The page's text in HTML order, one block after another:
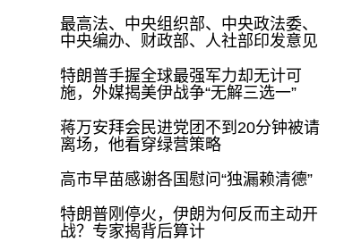
最高法、中央组织部、中央政法委、
中央编办、财政部、人社部印发意见
特朗普手握全球最强军力却无计可
施，外媒揭美伊战争“无解三选一”
蒋万安拜会民进党团不到20分钟被请
离场，他看穿绿营策略
高市早苗感谢各国慰问“独漏赖清德”
特朗普刚停火，伊朗为何反而主动开
战？专家揭背后算计